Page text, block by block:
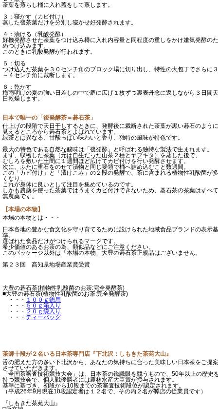
茶葉を蒸らし桶に入れ蓋をして蒸します。
３：寝かす（カビ付け）
蒸した後茶葉だけを分別し寝かせ好発酵されます。
４：漬ける（乳酸発酵）
好機発酵させた茶葉をつけ込み樽に入れ内容量と同程度の重しをかけ嫌気発酵のた
めつけ込みます。
このときに乳酸発酵が行われます。
５：切る
つけ込んだ茶葉を３０センチ角のブロック場に切り出し、特性の大包丁でさらに３
～４センチ角に裁断します。
６：乾かす
梅雨明けの夏の強い日差しの中で庭に広げ１枚ずつ裏表丹念に返しながら３日間天
日乾燥します。
日本で唯一の「後発酵茶＝碁石茶」
仕上げの段階で天日干しするときに、発酵後に裁断された茶葉が黒い碁石のように
見えるところから碁石茶とよばれています。
緑茶とは異なる、甘酸っぱい味わいと香り、独特の風味が特色です。
最大の特色である自然な酸味は「後発酵」と呼ばれる独特な製法で生まれます。
まず、収穫した茶葉（元は自生だった山茶２種とヤブキタ）を蒸した後で、
むしろを敷いた土間に１週間ほど広げてカビ付けを行い発酵させます。
次に、ふたに重石をのせて漬物と同じ要領で桶へ詰め込むこと数週間。
この「カビ付け」と「漬けこみ」の２段の発酵で、茶に含まれる植物性乳酸菌が多
くなり、
これが身体に良いとして注目を集めているのです。
しかも農薬を使った茶葉ではうまくカビ付けできないため、碁石茶の茶葉はすべて
無農薬です。
【本場の本物】
本場の本物とは・・・
日本各地の豊かな食文化を守り育てるために設けられた地域食品ブランドの表示基
準。
選ばれた食品だけがつけられるマークです。
希少価値のあるお茶の為、類似品などにご注意ください。
このパッケージ以外は「本場の本物」大豊の碁石茶正規品はございません。
第２３回 高知県地場産業賞受賞
大豊の碁石茶(植物性乳酸菌のお茶:完全発酵茶)
■大豊の碁石茶(植物性乳酸菌のお茶:完全発酵茶)
・・・ １００ｇ徳用
・・・ ５０ｇ箱入り
・・・ ２０ｇ袋入り
・・・ ティーバッグ
茶師十段が２名いる日本茶専門店『下北沢：しもきた茶苑大山』
舌の肥えた方の多い下北沢から、あなたの気持ちに合った美味しい日本茶をご提案
させていただきます。
「全国茶審査技術競技大会」は、日本茶の鑑識眼を競うもので、50年以上の歴史
持つ競技会で、個人戦優勝者には農林水産大臣賞が授与されます。
基準に基づき、初段から10段までの茶審査技術段位が認定されます。
（平成26年9月現在10段認定者は１２名で、その内２名が弊店の従業員です）
『しもきた茶苑大山』